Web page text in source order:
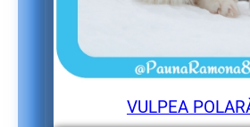
VULPEA